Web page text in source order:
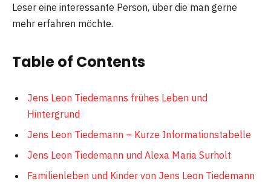
Leser eine interessante Person, über die man gerne
mehr erfahren möchte.
Table of Contents
Jens Leon Tiedemanns frühes Leben und
Hintergrund
Jens Leon Tiedemann – Kurze Informationstabelle
Jens Leon Tiedemann und Alexa Maria Surholt
Familienleben und Kinder von Jens Leon Tiedemann